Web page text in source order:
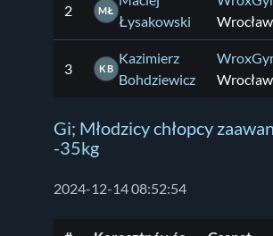
2 MŁ
Łysakowski
Wrocław
3 KB
Kazimierz
Bohdziewicz
Wrocław
Gi; Młodzicy chłopcy
-35kg
2024-12-14 08:52:54